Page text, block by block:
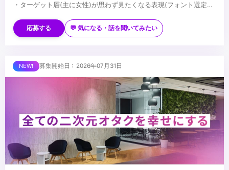
・ターゲット層(主に女性)が思わず見たくなる表現(フォント選定・
※応募時は、ポートフォリオor制作物のURLのご提出をお願いしま
す
外とさせていただきます
・PhotoshopやIllustratorを用いたデザイン経験がある方
・AfterEffectsの使用経験がある方
■求める人物像
・自ら仕事を取りに行き、プロフェッショナルとして成長する意欲
・周りのメンバーと協調・協業ができる方
応募する 💬 気になる・話を聞いてみたい
募集開始日 : 2026年07月31日